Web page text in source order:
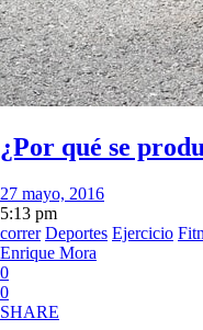
¿Por qué se
27 mayo, 2016
5:13 pm
correr Deportes Ejercicio
Enrique Mora
0
0
SHARE